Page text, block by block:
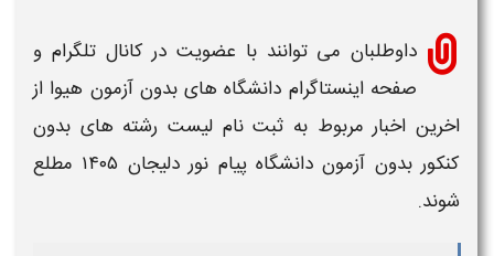
داوطلبان می توانند با عضویت در کانال تلگرام و
صفحه اینستاگرام دانشگاه های بدون آزمون هیوا از
اخرین اخبار مربوط به ثبت نام لیست رشته های بدون
کنکور بدون آزمون دانشگاه پیام نور دلیجان ۱۴۰۵ مطلع
شوند.